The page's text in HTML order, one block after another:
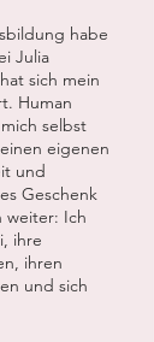
habe
Julia
sich mein
Human
selbst
eigenen
und
Geschenk
weiter: Ich
ihre
ihren
und sich